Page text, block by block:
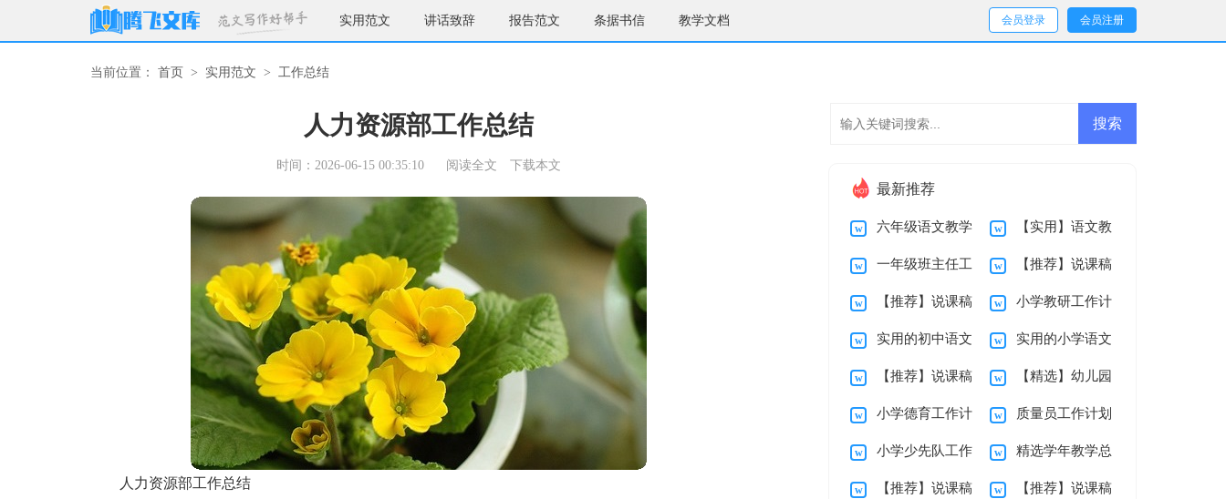
实用范文 讲话致辞 报告范文 条据书信 教学文档 会员登录 会员注册
当前位置： 首页 > 实用范文 > 工作总结
人力资源部工作总结
时间：2026-06-15 00:35:10 阅读全文 下载本文
人力资源部工作总结
最新推荐
六年级语文教学
工作总结
【实用】语文教
学工作总结范文10
篇
一年级班主任工
作总结
【推荐】说课稿
范文集锦九篇
【推荐】说课稿
8篇
小学教研工作计
划
实用的初中语文
教学工作总结4篇
实用的小学语文
教学工作总结三篇
【推荐】说课稿
初中集锦四篇
【精选】幼儿园
说课稿三篇
小学德育工作计
划
质量员工作计划
小学少先队工作
计划
精选学年教学总
结范文汇总6篇
【推荐】说课稿 【推荐】说课稿